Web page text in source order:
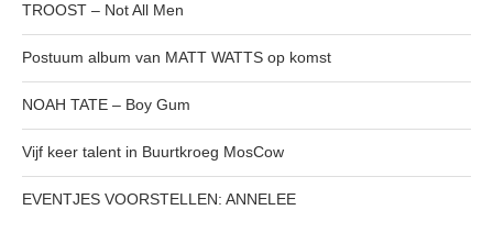
TROOST – Not All Men
Postuum album van MATT WATTS op komst
NOAH TATE – Boy Gum
Vijf keer talent in Buurtkroeg MosCow
EVENTJES VOORSTELLEN: ANNELEE